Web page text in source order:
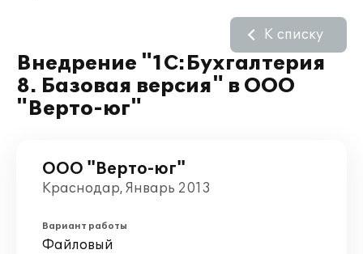
Внедрение "1С:Бухгалтерия
8. Базовая версия" в ООО
"Верто-юг"
К списку
ООО "Верто-юг"
Краснодар, Январь 2013
Вариант работы
Файловый